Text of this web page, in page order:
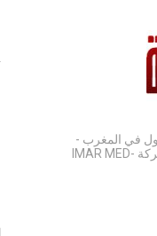
في المغرب -
تأسس في 2005 - تصدر عن شركة IMAR MED-